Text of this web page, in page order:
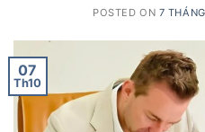
POSTED ON 7
07
Th10